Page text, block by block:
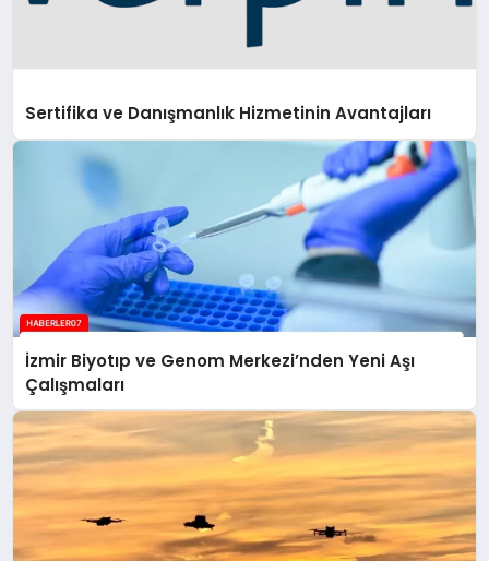
Sertifika ve Danışmanlık Hizmetinin Avantajları
İzmir Biyotıp ve Genom Merkezi’nden Yeni Aşı
Çalışmaları